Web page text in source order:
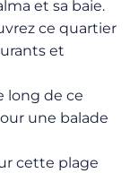
et sa baie.
ce quartier
et
long de ce
une balade
cette plage